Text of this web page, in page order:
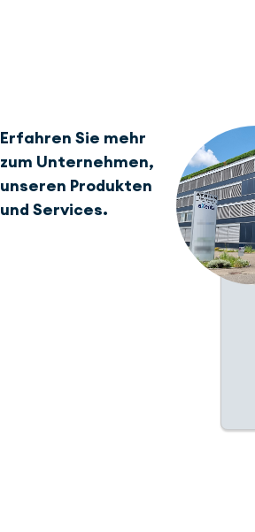
Erfahren Sie mehr
zum Unternehmen,
unseren Produkten
und Services.